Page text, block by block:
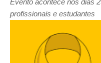
Evento acontece nos dias
profissionais e estudantes